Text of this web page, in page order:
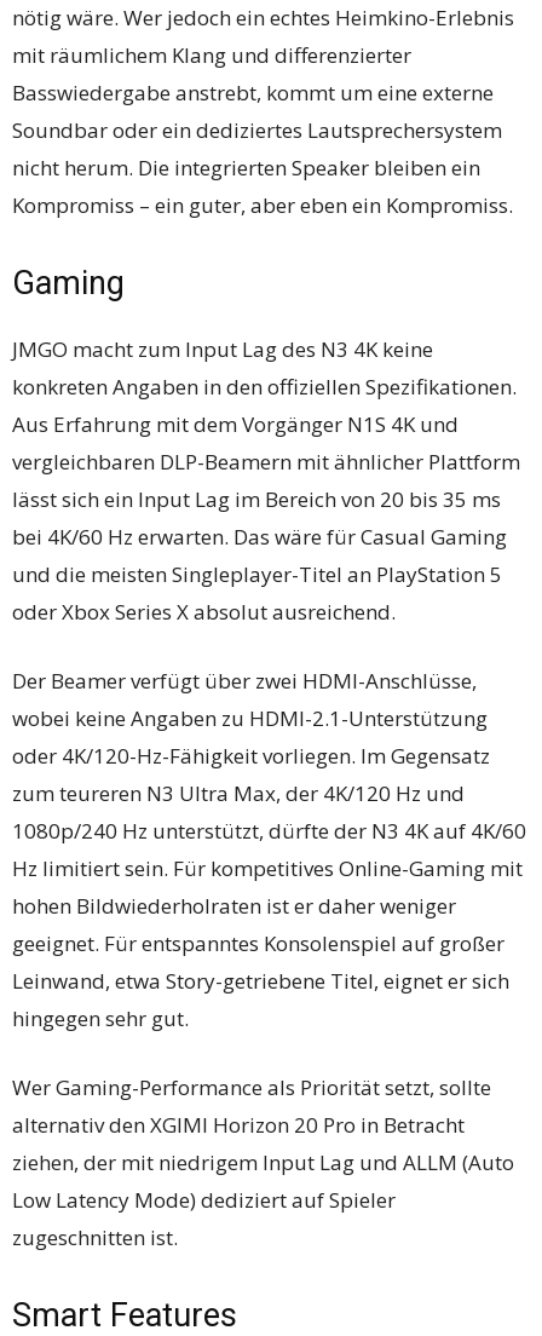
nötig wäre. Wer jedoch ein echtes Heimkino-Erlebnis
mit räumlichem Klang und differenzierter
Basswiedergabe anstrebt, kommt um eine externe
Soundbar oder ein dediziertes Lautsprechersystem
nicht herum. Die integrierten Speaker bleiben ein
Kompromiss – ein guter, aber eben ein Kompromiss.
Gaming
JMGO macht zum Input Lag des N3 4K keine
konkreten Angaben in den offiziellen Spezifikationen.
Aus Erfahrung mit dem Vorgänger N1S 4K und
vergleichbaren DLP-Beamern mit ähnlicher Plattform
lässt sich ein Input Lag im Bereich von 20 bis 35 ms
bei 4K/60 Hz erwarten. Das wäre für Casual Gaming
und die meisten Singleplayer-Titel an PlayStation 5
oder Xbox Series X absolut ausreichend.
Der Beamer verfügt über zwei HDMI-Anschlüsse,
wobei keine Angaben zu HDMI-2.1-Unterstützung
oder 4K/120-Hz-Fähigkeit vorliegen. Im Gegensatz
zum teureren N3 Ultra Max, der 4K/120 Hz und
1080p/240 Hz unterstützt, dürfte der N3 4K auf 4K/60
Hz limitiert sein. Für kompetitives Online-Gaming mit
hohen Bildwiederholraten ist er daher weniger
geeignet. Für entspanntes Konsolenspiel auf großer
Leinwand, etwa Story-getriebene Titel, eignet er sich
hingegen sehr gut.
Wer Gaming-Performance als Priorität setzt, sollte
alternativ den XGIMI Horizon 20 Pro in Betracht
ziehen, der mit niedrigem Input Lag und ALLM (Auto
Low Latency Mode) dediziert auf Spieler
zugeschnitten ist.
Smart Features